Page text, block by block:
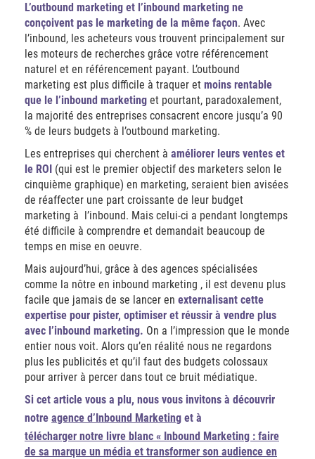
L’outbound marketing et l’inbound marketing ne
conçoivent pas le marketing de la même façon. Avec
l’inbound, les acheteurs vous trouvent principalement sur
les moteurs de recherches grâce votre référencement
naturel et en référencement payant. L’outbound
marketing est plus difficile à traquer et moins rentable
que le l’inbound marketing et pourtant, paradoxalement,
la majorité des entreprises consacrent encore jusqu’a 90
% de leurs budgets à l’outbound marketing.
Les entreprises qui cherchent à améliorer leurs ventes et
le ROI (qui est le premier objectif des marketers selon le
cinquième graphique) en marketing, seraient bien avisées
de réaffecter une part croissante de leur budget
marketing à l’inbound. Mais celui-ci a pendant longtemps
été difficile à comprendre et demandait beaucoup de
temps en mise en oeuvre.
Mais aujourd’hui, grâce à des agences spécialisées
comme la nôtre en inbound marketing , il est devenu plus
facile que jamais de se lancer en externalisant cette
expertise pour pister, optimiser et réussir à vendre plus
avec l’inbound marketing. On a l’impression que le monde
entier nous voit. Alors qu’en réalité nous ne regardons
plus les publicités et qu’il faut des budgets colossaux
pour arriver à percer dans tout ce bruit médiatique.
Si cet article vous a plu, nous vous invitons à découvrir
notre agence d’Inbound Marketing et à
télécharger notre livre blanc « Inbound Marketing : faire
de sa marque un média et transformer son audience en